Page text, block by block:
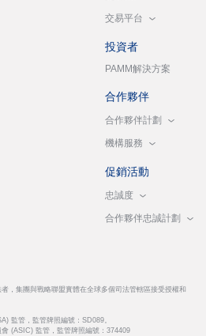
交易平台
投資者
PAMM解決方案
合作夥伴
合作夥伴計劃
機構服務
促銷活動
忠誠度
合作夥伴忠誠計劃
，集團與戰略聯盟實體在全球多個司法管轄區接受授權和
監管，監管牌照編號：SD089。
(ASIC) 監管，監管牌照編號：374409